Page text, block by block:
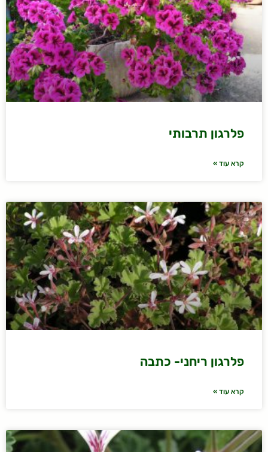
פלרגון תרבותי
קרא עוד »
פלרגון ריחני- כתבה
קרא עוד »